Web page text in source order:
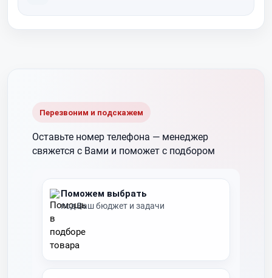
Перезвоним и подскажем
Оставьте номер телефона — менеджер
свяжется с Вами и поможет с подбором
Поможем выбрать
под Ваш бюджет и задачи